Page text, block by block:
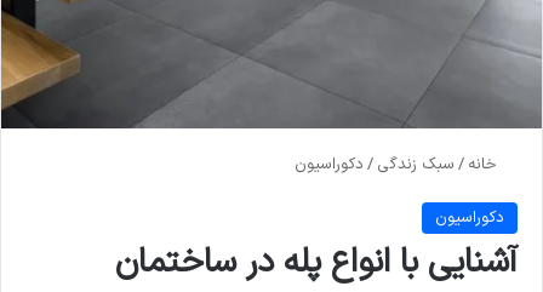
خانه / سبک زندگی / دکوراسیون
دکوراسیون
آشنایی با انواع پله در ساختمان